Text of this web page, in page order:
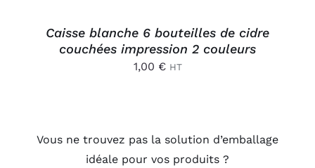
Caisse blanche 6 bouteilles de cidre
couchées impression 2 couleurs
1,00 € HT
Vous ne trouvez pas la solution d’emballage
idéale pour vos produits ?